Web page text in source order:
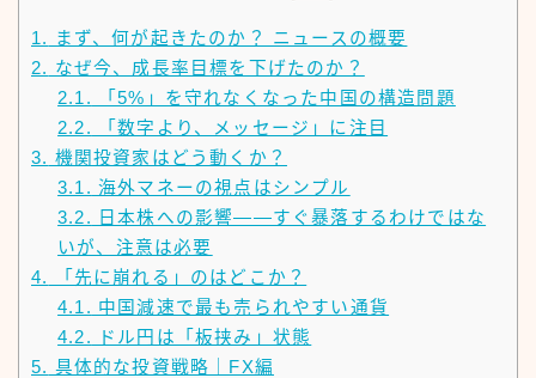
1.
まず、何が起きたのか？ ニュースの概要
2. なぜ今、成長率目標を下げたのか？
2.1.
「5%」を守れなくなった中国の構造問題
2.2.
「数字より、メッセージ」に注目
3. 機関投資家はどう動くか？
3.1. 海外マネーの視点はシンプル
3.2.
日本株への影響——すぐ暴落するわけではな
いが、注意は必要
4.
「先に崩れる」のはどこか？
4.1. 中国減速で最も売られやすい通貨
4.2.
ドル円は「板挟み」状態
5. 具体的な投資戦略｜FX編